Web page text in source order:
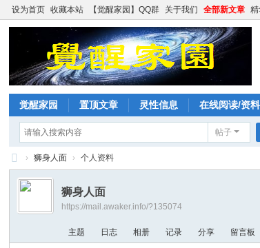
设为首页 收藏本站 【觉醒家园】QQ群 关于我们 全部新文章
觉醒家园 置顶文章 灵性信息 在线阅读/资
帖子
觉
家
› 狮身人面 › 个人资料
狮身人面
https://mail.awaker.info/?135074
主题 日志 相册 记录 分享 留言板